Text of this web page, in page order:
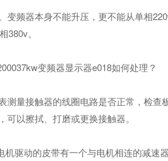
频器本身不能升压，更不能从单相
380v。
变频器显示器e018如何处理？
量接触器的线圈电路是否正常，检查
可以擦拭、打磨或更换接触器。
驱动的皮带有一个与电机相连的减速